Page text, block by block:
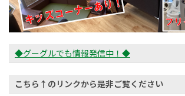
◆グーグルでも情報発信中！◆
こちら↑のリンクから是非ご覧ください